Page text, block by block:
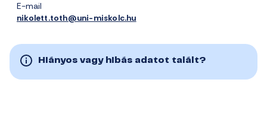
E-mail
nikolett.toth@uni-miskolc.hu
Hiányos vagy hibás adatot talált?